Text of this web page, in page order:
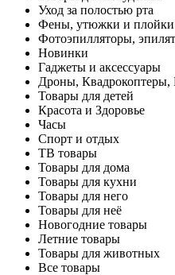
Уход за полостью рта
Фены, утюжки и плойки
Фотоэпилляторы,
Новинки
Гаджеты и аксессуары
Дроны, Квадрокоптеры,
Товары для детей
Красота и Здоровье
Часы
Спорт и отдых
ТВ товары
Товары для дома
Товары для кухни
Товары для него
Товары для неё
Новогодние товары
Летние товары
Товары для животных
Все товары